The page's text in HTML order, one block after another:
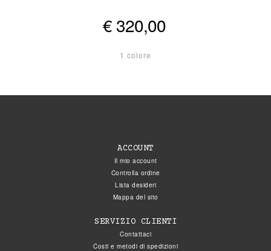
€ 320,00
1 colore
ACCOUNT
Il mio account
Controlla ordine
Lista desideri
Mappa del sito
SERVIZIO CLIENTI
Contattaci
Costi e metodi di spedizioni